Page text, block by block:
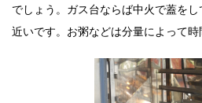
でしょう。ガス台ならば中火で蓋を
近いです。お粥などは分量によって時